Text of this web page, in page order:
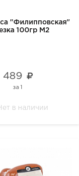
"Филипповская"
100гр М2
489
за1
в наличии